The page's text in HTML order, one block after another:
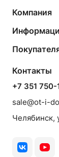
Компания
Контакты
+7 351
sale@ot-i-
Челябинск,